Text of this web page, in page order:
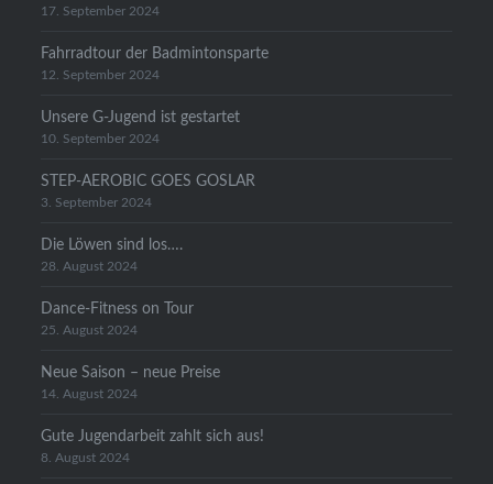
17. September 2024
Fahrradtour der Badmintonsparte
12. September 2024
Unsere G-Jugend ist gestartet
10. September 2024
STEP-AEROBIC GOES GOSLAR
3. September 2024
Die Löwen sind los….
28. August 2024
Dance-Fitness on Tour
25. August 2024
Neue Saison – neue Preise
14. August 2024
Gute Jugendarbeit zahlt sich aus!
8. August 2024